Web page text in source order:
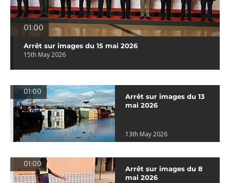
01:00
Arrêt sur images du 15 mai 2026
15th May 2026
01:00
Arrêt sur images du 13
mai 2026
13th May 2026
01:00
Arrêt sur images du 8
mai 2026